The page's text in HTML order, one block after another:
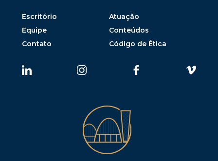
Escritório
Atuação
Equipe
Conteúdos
Contato
Código de Ética